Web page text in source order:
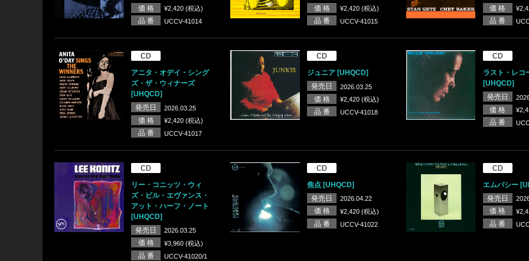
価 格 ¥2,420 (税込)
品 番 UCCV-41014
価 格 ¥2,420 (税込)
品 番 UCCV-41015
価 格
品 番
CD
アニタ・オデイ・シング
ズ・ザ・ウィナーズ
[UHQCD]
発売日
2026.03.25
価 格 ¥2,420 (税込)
品 番 UCCV-41017
CD
ジュニア [UHQCD]
発売日
2026.03.25
価 格 ¥2,420 (税込)
品 番 UCCV-41018
CD
ラスト・レコ
[UHQCD]
発売日
価 格
品 番
CD
リー・コニッツ・ウィ
ズ・ビル・エヴァンス・
アット・ハーフ・ノート
[UHQCD]
発売日
2026.03.25
価 格 ¥3,960 (税込)
品 番 UCCV-41020/1
CD
焦点 [UHQCD]
発売日
2026.04.22
価 格 ¥2,420 (税込)
品 番 UCCV-41022
CD
エムパシー
発売日
価 格
品 番